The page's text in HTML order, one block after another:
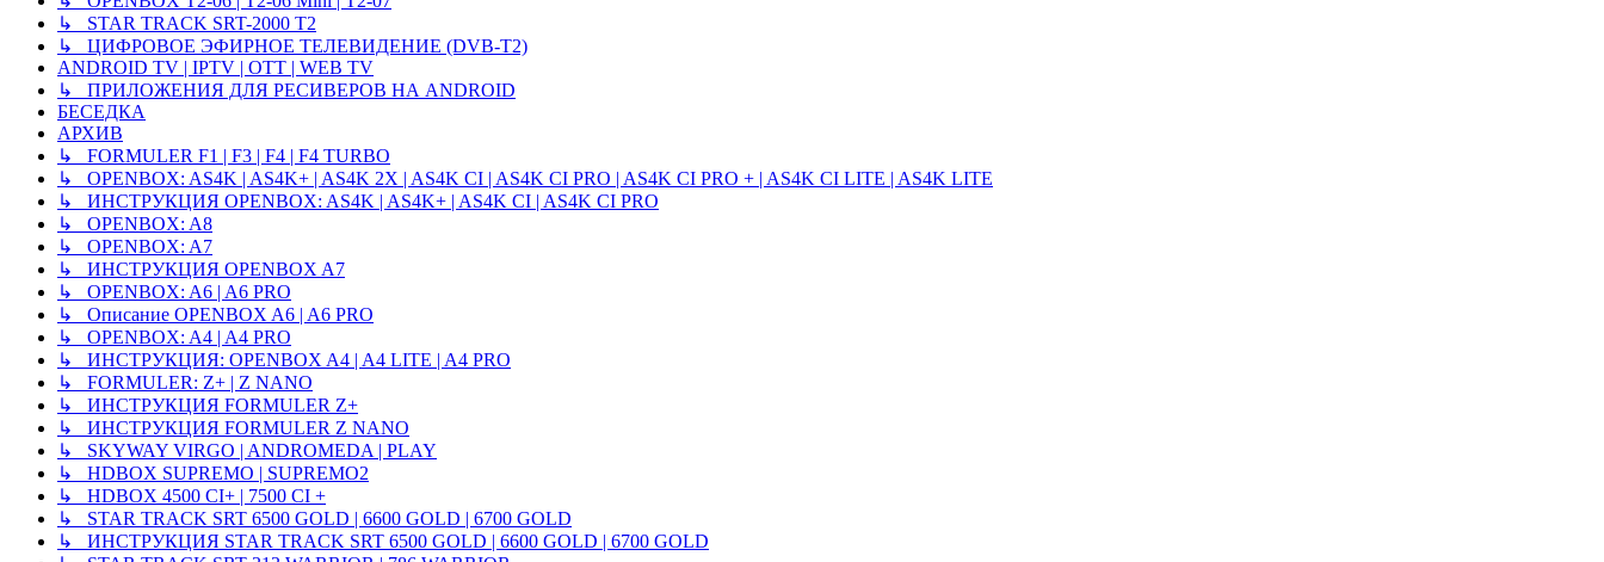
↳ STAR TRACK SRT-2000 T2
↳ ЦИФРОВОЕ ЭФИРНОЕ ТЕЛЕВИДЕНИЕ (DVB-T2)
ANDROID TV | IPTV | OTT | WEB TV
↳ ПРИЛОЖЕНИЯ ДЛЯ РЕСИВЕРОВ НА ANDROID
БЕСЕДКА
АРХИВ
↳ FORMULER F1 | F3 | F4 | F4 TURBO
↳ OPENBOX: AS4K | AS4K+ | AS4K 2X | AS4K CI | AS4K CI PRO | AS4K CI PRO + | AS4K CI LITE | AS4K LITE
↳ ИНСТРУКЦИЯ OPENBOX: AS4K | AS4K+ | AS4K CI | AS4K CI PRO
↳ OPENBOX: A8
↳ OPENBOX: A7
↳ ИНСТРУКЦИЯ OPENBOX A7
↳ OPENBOX: A6 | A6 PRO
↳ Описание OPENBOX A6 | A6 PRO
↳ OPENBOX: A4 | A4 PRO
↳ ИНСТРУКЦИЯ: OPENBOX A4 | A4 LITE | A4 PRO
↳ FORMULER: Z+ | Z NANO
↳ ИНСТРУКЦИЯ FORMULER Z+
↳ ИНСТРУКЦИЯ FORMULER Z NANO
↳ SKYWAY VIRGO | ANDROMEDA | PLAY
↳ HDBOX SUPREMO | SUPREMO2
↳ HDBOX 4500 CI+ | 7500 CI +
↳ STAR TRACK SRT 6500 GOLD | 6600 GOLD | 6700 GOLD
↳ ИНСТРУКЦИЯ STAR TRACK SRT 6500 GOLD | 6600 GOLD | 6700 GOLD